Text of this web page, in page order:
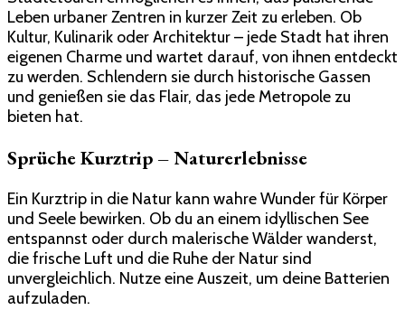
Leben urbaner Zentren in kurzer Zeit zu erleben. Ob
Kultur, Kulinarik oder Architektur – jede Stadt hat ihren
eigenen Charme und wartet darauf, von ihnen entdeckt
zu werden. Schlendern sie durch historische Gassen
und genießen sie das Flair, das jede Metropole zu
bieten hat.
Sprüche Kurztrip – Naturerlebnisse
Ein Kurztrip in die Natur kann wahre Wunder für Körper
und Seele bewirken. Ob du an einem idyllischen See
entspannst oder durch malerische Wälder wanderst,
die frische Luft und die Ruhe der Natur sind
unvergleichlich. Nutze eine Auszeit, um deine Batterien
aufzuladen.